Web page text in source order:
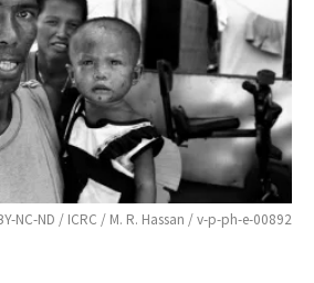
NC-ND / ICRC / M. R. Hassan / v-p-ph-e-00892